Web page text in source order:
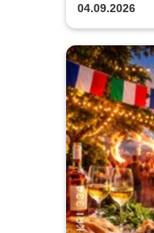
04.09.2026